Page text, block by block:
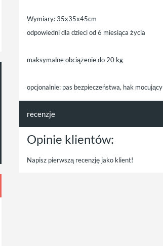
Wymiary: 35x35x45cm
odpowiedni dla dzieci od 6 miesiąca życia
maksymalne obciążenie do 20 kg
opcjonalnie: pas bezpieczeństwa, hak mocujący
recenzje
Opinie klientów:
Napisz pierwszą recenzję jako klient!